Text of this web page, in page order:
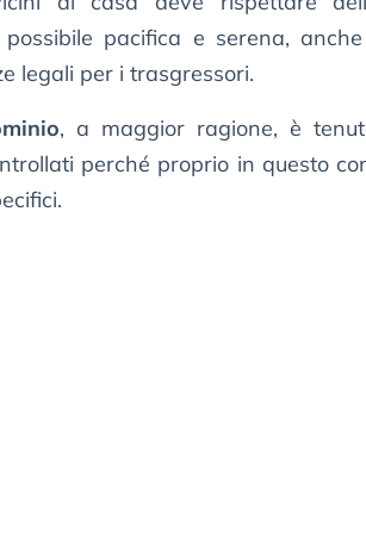
pacifica e serena,
legali per i trasgressori.
, a maggior ragione, è
perché proprio in questo